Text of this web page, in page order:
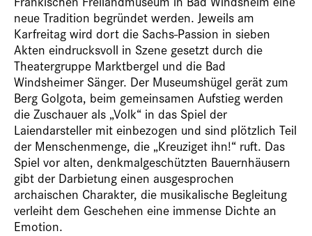
neue Tradition begründet werden. Jeweils am
Karfreitag wird dort die Sachs-Passion in sieben
Akten eindrucksvoll in Szene gesetzt durch die
Theatergruppe Marktbergel und die Bad
Windsheimer Sänger. Der Museumshügel gerät zum
Berg Golgota, beim gemeinsamen Aufstieg werden
die Zuschauer als „Volk“ in das Spiel der
Laiendarsteller mit einbezogen und sind plötzlich Teil
der Menschenmenge, die „Kreuziget ihn!“ ruft. Das
Spiel vor alten, denkmalgeschützten Bauernhäusern
gibt der Darbietung einen ausgesprochen
archaischen Charakter, die musikalische Begleitung
verleiht dem Geschehen eine immense Dichte an
Emotion.